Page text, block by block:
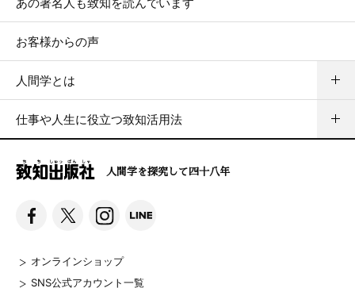
お客様からの声
人間学とは
仕事や人生に役立つ致知活用法
人間学を探究して四十八年
オンラインショップ
SNS公式アカウント一覧